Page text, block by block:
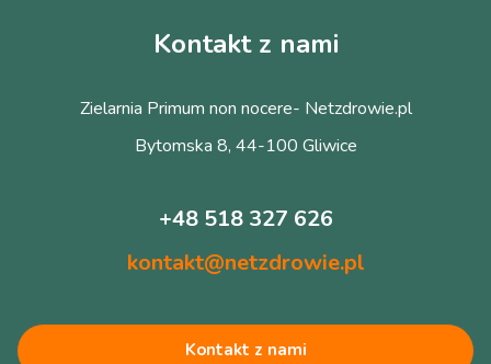
Kontakt z nami
Zielarnia Primum non nocere- Netzdrowie.pl
Bytomska 8, 44-100 Gliwice
+48 518 327 626
kontakt@netzdrowie.pl
Kontakt z nami